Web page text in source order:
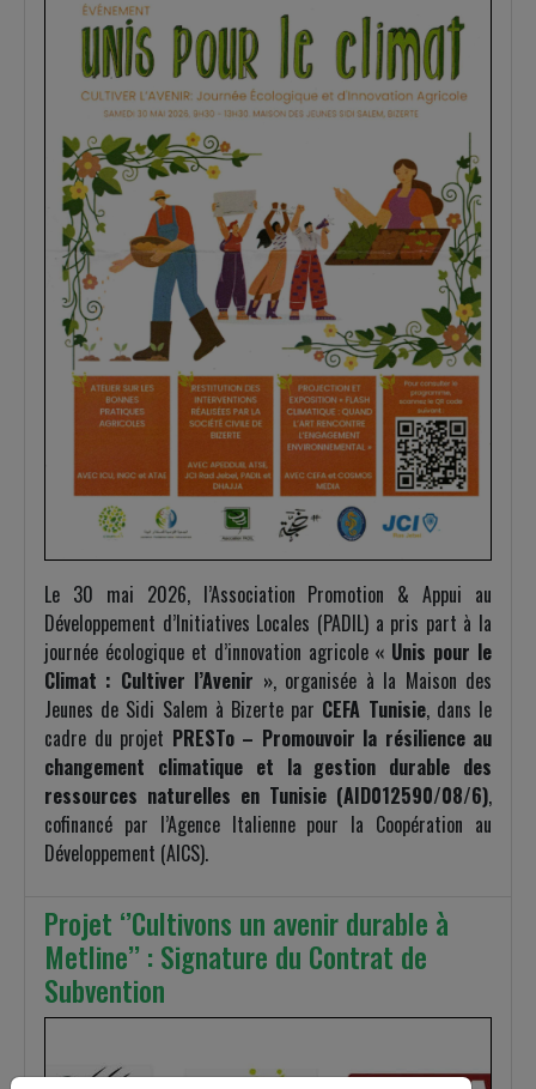
Le 30 mai 2026, l’Association Promotion & Appui au
Développement d’Initiatives Locales (PADIL) a pris part à la
journée écologique et d’innovation agricole « Unis pour le
Climat : Cultiver l’Avenir », organisée à la Maison des
Jeunes de Sidi Salem à Bizerte par CEFA Tunisie, dans le
cadre du projet PRESTo – Promouvoir la résilience au
changement climatique et la gestion durable des
ressources naturelles en Tunisie (AID012590/08/6),
cofinancé par l’Agence Italienne pour la Coopération au
Développement (AICS).
Projet ‘’Cultivons un avenir durable à
Metline’’ : Signature du Contrat de
Subvention